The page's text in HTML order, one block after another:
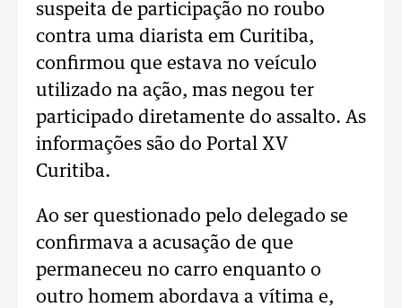
suspeita de participação no roubo
contra uma diarista em Curitiba,
confirmou que estava no veículo
utilizado na ação, mas negou ter
participado diretamente do assalto. As
informações são do Portal XV
Curitiba.
Ao ser questionado pelo delegado se
confirmava a acusação de que
permaneceu no carro enquanto o
outro homem abordava a vítima e,